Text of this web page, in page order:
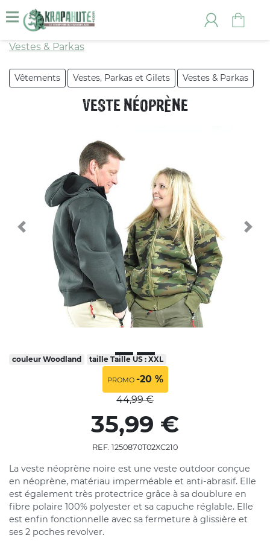
Vêtements Vestes, Parkas et Gilets Vestes & Parkas
VESTE NÉOPRÈNE
La veste néoprène noire est une veste outdoor conçue
en néoprène, matériau imperméable et anti-abrasif. Elle
est également très protectrice grâce à sa doublure en
fibre polaire 100% polyester et sa capuche réglable. Elle
est enfin fonctionnelle avec sa fermeture à glissière et
ses 2 poches revolver.
Vestes & Parkas
Previous
PROMO -20 %
44,99 €
35,99 €
REF. 1250870T02XC210
couleur Woodland tailleTaille US : XXL